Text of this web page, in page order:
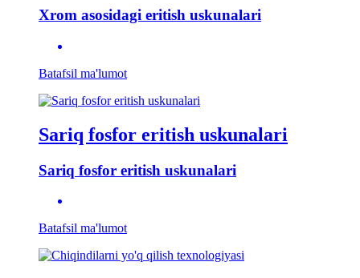
Xrom asosidagi eritish uskunalari
Batafsil ma'lumot
Sariq fosfor eritish uskunalari
Sariq fosfor eritish uskunalari
Batafsil ma'lumot